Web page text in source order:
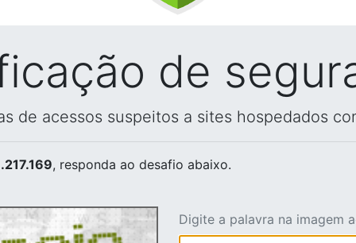
de
de acessos suspeitos a sites hospedados
, responda ao desafio abaixo.
Digite a palavra na imagem